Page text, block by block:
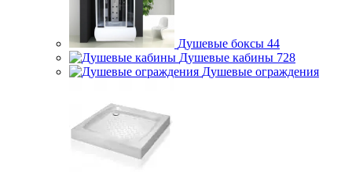
Душевые боксы 44
Душевые кабины 728
Душевые ограждения